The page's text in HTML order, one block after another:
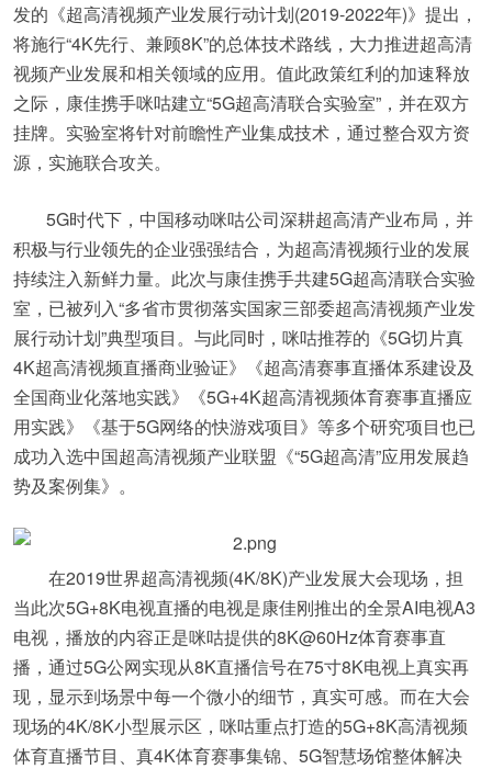
发的《超高清视频产业发展行动计划(2019-2022年)》提出，
将施行“4K先行、兼顾8K”的总体技术路线，大力推进超高清
视频产业发展和相关领域的应用。值此政策红利的加速释放
之际，康佳携手咪咕建立“5G超高清联合实验室”，并在双方
挂牌。实验室将针对前瞻性产业集成技术，通过整合双方资
源，实施联合攻关。
5G时代下，中国移动咪咕公司深耕超高清产业布局，并
积极与行业领先的企业强强结合，为超高清视频行业的发展
持续注入新鲜力量。此次与康佳携手共建5G超高清联合实验
室，已被列入“多省市贯彻落实国家三部委超高清视频产业发
展行动计划”典型项目。与此同时，咪咕推荐的《5G切片真
4K超高清视频直播商业验证》《超高清赛事直播体系建设及
全国商业化落地实践》《5G+4K超高清视频体育赛事直播应
用实践》《基于5G网络的快游戏项目》等多个研究项目也已
成功入选中国超高清视频产业联盟《“5G超高清”应用发展趋
势及案例集》。
在2019世界超高清视频(4K/8K)产业发展大会现场，担
当此次5G+8K电视直播的电视是康佳刚推出的全景AI电视A3
电视，播放的内容正是咪咕提供的8K@60Hz体育赛事直
播，通过5G公网实现从8K直播信号在75寸8K电视上真实再
现，显示到场景中每一个微小的细节，真实可感。而在大会
现场的4K/8K小型展示区，咪咕重点打造的5G+8K高清视频
体育直播节目、真4K体育赛事集锦、5G智慧场馆整体解决